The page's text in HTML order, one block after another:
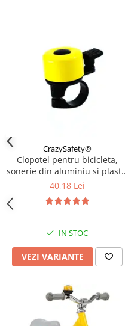
CrazySafety®
Clopotel pentru bicicleta,
sonerie din aluminiu si
rezistent, Diverse culori
40,18 Lei
IN STOC
VEZI VARIANTE